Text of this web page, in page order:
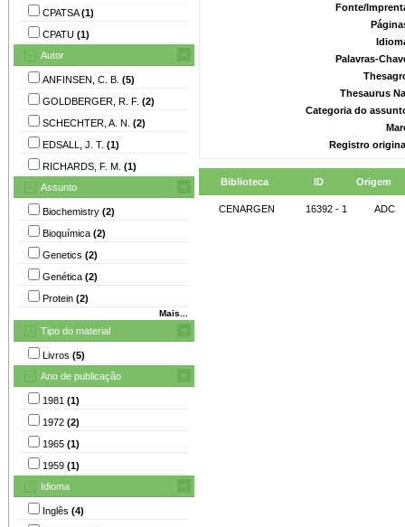
CPATSA(1)
CPATU (1)
Autor
ANFINSEN, C. B. (5)
GOLDBERGER, R. F. (2)
SCHECHTER, A. N. (2)
EDSALL, J. T. (1)
RICHARDS, F. M. (1)
Assunto
Biochemistry (2)
Bioquímica (2)
Genetics (2)
Genética (2)
Protein (2)
Mais...
Tipo do material
Livros (5)
Ano de publicação
1981 (1)
1972 (2)
1965 (1)
1959 (1)
Idioma
Inglês (4)
Fonte/
Palavras-
Thesaurus
Categoria do
Registro
Biblioteca ID Origem
CENARGEN 16392 - 1 ADC